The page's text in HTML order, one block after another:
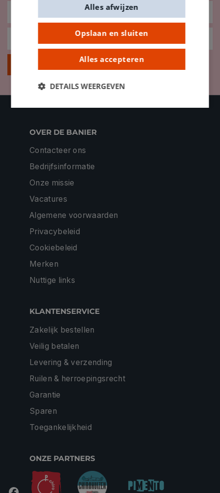
OVER DE BANIER
Contacteer ons
Bedrijfsinformatie
Onze missie
Vacatures
Algemene voorwaarden
Privacybeleid
Cookiebeleid
Merken
Nuttige links
KLANTENSERVICE
Zakelijk bestellen
Veilig betalen
Levering & verzending
Ruilen & herroepingsrecht
Garantie
Sparen
Toegankelijkheid
ONZE PARTNERS
Opslaan en sluiten
Alles accepteren
Alles afwijzen
DETAILS WEERGEVEN